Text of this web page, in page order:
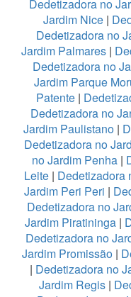
Dedetizadora no
Jardim Nice|
Dedetizadora no
Jardim Palmares |
Dedetizadora no
Jardim Parque
Patente |
Dedetizadora no
Jardim Paulistano|
Dedetizadora no
no Jardim Penha|
Leite | Dedetizadora
Jardim Peri Peri |
Dedetizadora no
Jardim Piratininga|
Dedetizadora no
Jardim Promissão|
| Dedetizadora no
Jardim Regis|